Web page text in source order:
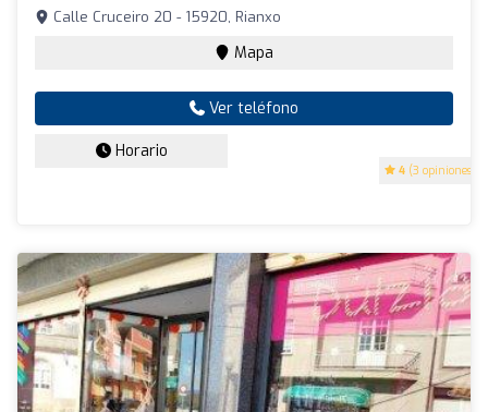
4 (3 opiniones)
Calle Cruceiro 20 - 15920, Rianxo
Mapa
Ver teléfono
Horario